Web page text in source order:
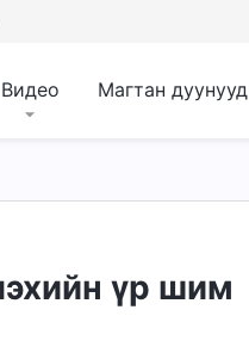
Видео Магтан дуунууд
үр шим